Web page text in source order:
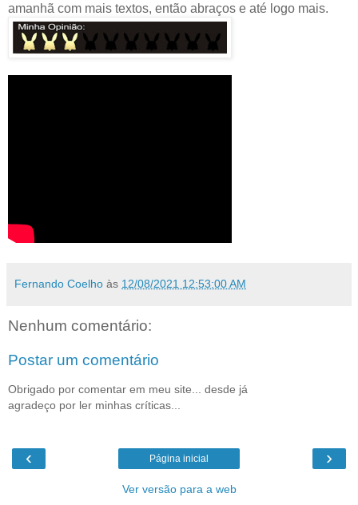
amanhã com mais textos, então abraços e até logo mais.
Fernando Coelho às 12/08/2021 12:53:00 AM
Nenhum comentário:
Postar um comentário
Obrigado por comentar em meu site... desde já
agradeço por ler minhas críticas...
‹ ›
Página inicial
Ver versão para a web